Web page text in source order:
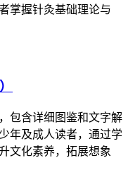
掌握针灸基础理论与
包含详细图鉴和文字解
年及成人读者，通过学
文化素养，拓展想象